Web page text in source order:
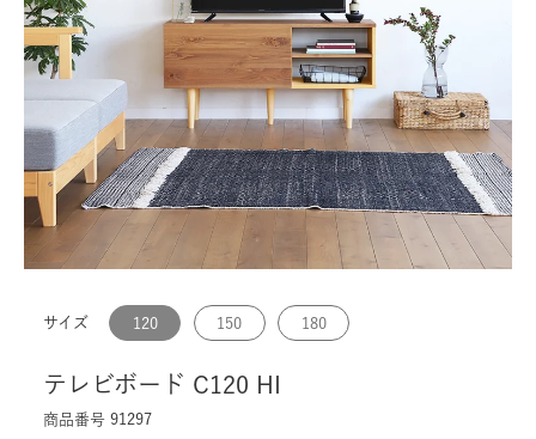
サイズ 120 150 180
テレビボード C120 HI
商品番号 91297